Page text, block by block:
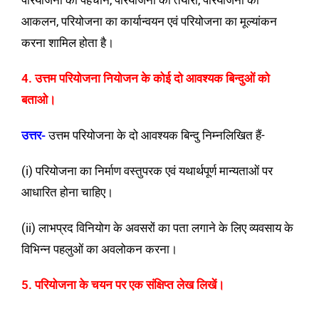
आकलन, परियोजना का कार्यान्वयन एवं परियोजना का मूल्यांकन
करना शामिल होता है।
4. उत्तम परियोजना नियोजन के कोई दो आवश्यक बिन्दुओं को
बताओ।
उत्तर-उत्तम परियोजना के दो आवश्यक बिन्दु निम्नलिखित हैं-
(i) परियोजना का निर्माण वस्तुपरक एवं यथार्थपूर्ण मान्यताओं पर
आधारित होना चाहिए।
(ii) लाभप्रद विनियोग के अवसरों का पता लगाने के लिए व्यवसाय के
विभिन्न पहलुओं का अवलोकन करना।
5. परियोजना के चयन पर एक संक्षिप्त लेख लिखें।